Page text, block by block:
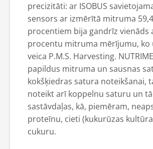
precizitāti: ar ISOBUS
sensors ar izmērītā mitruma 59,4
procentiem bija gandrīz vienāds
procentu mitruma mērījumu, ko
veica P.M.S. Harvesting.
papildus mitruma un sausnas
kokšķiedras satura noteikšanai,
noteikt arī koppelnu saturu un
sastāvdaļas, kā, piemēram,
proteīnu, cieti (kukurūzas
cukuru.